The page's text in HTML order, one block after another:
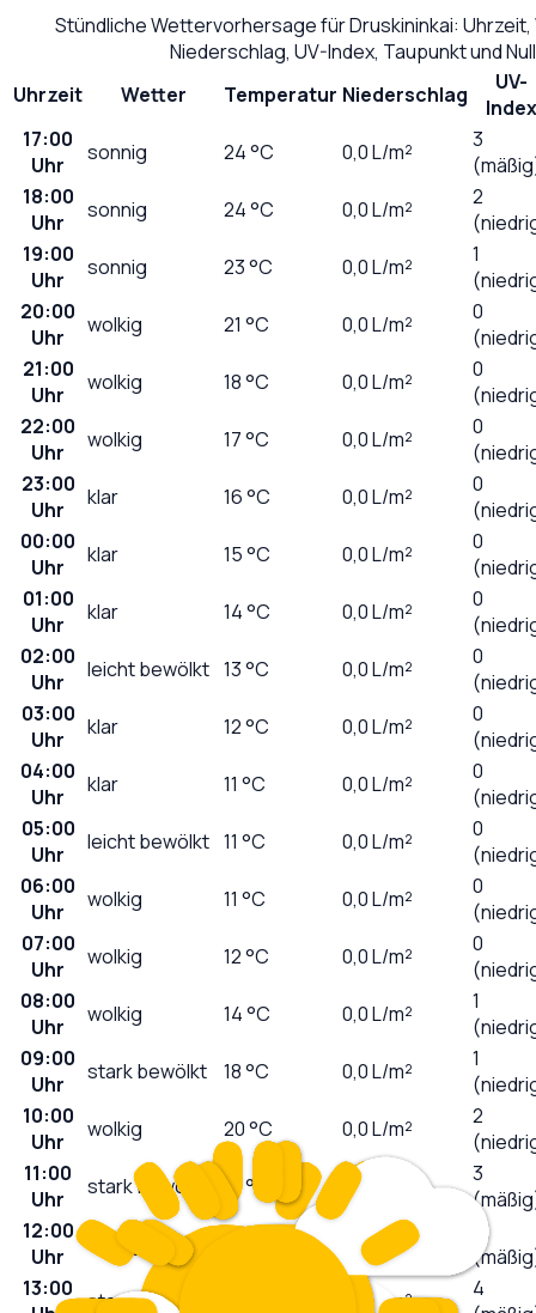
Stündliche Wettervorhersage fürDruskininkai:
Niederschlag, UV-Index, Taupunkt und
Uhrzeit
Wetter Temperatur Niederschlag
UV-
Index
17:00
Uhr
sonnig 24°C 0,0L/m²
3
18:00
Uhr
sonnig 24°C 0,0L/m²
2
19:00
Uhr
sonnig 23°C 0,0L/m²
1
20:00
Uhr
wolkig 21 °C 0,0L/m²
0
21:00
Uhr
wolkig 18°C 0,0L/m²
0
22:00
Uhr
wolkig 17°C 0,0L/m²
0
23:00
Uhr
klar 16°C 0,0L/m²
0
00:00
Uhr
klar 15°C 0,0L/m²
0
01:00
Uhr
klar 14°C 0,0L/m²
0
02:00
Uhr
leicht bewölkt 13°C 0,0L/m²
0
03:00
Uhr
klar 12°C 0,0L/m²
0
04:00
Uhr
klar 11 °C 0,0L/m²
0
05:00
Uhr
leicht bewölkt 11 °C 0,0L/m²
0
06:00
Uhr
wolkig 11 °C 0,0L/m²
0
07:00
Uhr
wolkig 12°C 0,0L/m²
0
08:00
Uhr
wolkig 14°C 0,0L/m²
1
09:00
Uhr
stark bewölkt 18°C 0,0L/m²
1
10:00
Uhr
wolkig 20°C 0,0L/m²
2
11:00
Uhr
stark bewölkt 21°C 0,0
3
12:00
Uhr
wolkig 0,0L/m²
13:00 stark bewölkt L/m²
4